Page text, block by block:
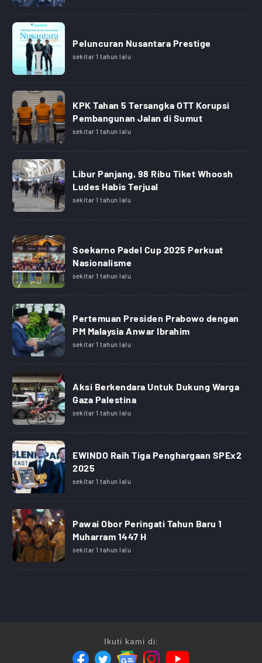
Peluncuran Nusantara Prestige
sekitar 1 tahun lalu
KPK Tahan 5 Tersangka OTT Korupsi
Pembangunan Jalan di Sumut
sekitar 1 tahun lalu
Libur Panjang, 98 Ribu Tiket Whoosh
Ludes Habis Terjual
sekitar 1 tahun lalu
Soekarno Padel Cup 2025 Perkuat
Nasionalisme
sekitar 1 tahun lalu
Pertemuan Presiden Prabowo dengan
PM Malaysia Anwar Ibrahim
sekitar 1 tahun lalu
Aksi Berkendara Untuk Dukung Warga
Gaza Palestina
sekitar 1 tahun lalu
EWINDO Raih Tiga Penghargaan SPEx2
2025
sekitar 1 tahun lalu
Pawai Obor Peringati Tahun Baru 1
Muharram 1447 H
sekitar 1 tahun lalu
Ikuti kami di: